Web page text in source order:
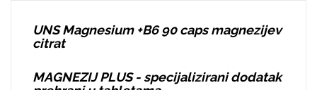
UNS Magnesium +B6 90 caps magnezijev
citrat
MAGNEZIJ PLUS - specijalizirani dodatak